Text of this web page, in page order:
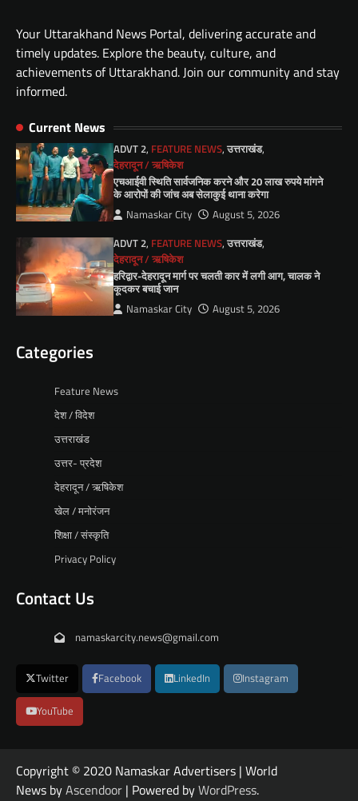
Your Uttarakhand News Portal, delivering accurate and
timely updates. Explore the beauty, culture, and
achievements of Uttarakhand. Join our community and stay
informed.
Current News
ADVT 2, FEATURE NEWS,उत्तराखंड,
देहरादून / ऋषिकेश
एचआईवी स्थिति सार्वजनिक करने और 20 लाख रुपये मांगने
के आरोपों की जांच अब सेलाकुई थाना करेगा
Namaskar City
August 5, 2026
ADVT 2, FEATURE NEWS,उत्तराखंड,
देहरादून / ऋषिकेश
हरिद्वार-देहरादून मार्ग पर चलती कार में लगी आग, चालक ने
कूदकर बचाई जान
Namaskar City August 5, 2026
Categories
Feature News
देश / विदेश
उत्तराखंड
उत्तर- प्रदेश
देहरादून / ऋषिकेश
खेल / मनोरंजन
शिक्षा / संस्कृति
Privacy Policy
Contact Us
namaskarcity.news@gmail.com
Twitter Facebook LinkedIn Instagram
YouTube
Copyright © 2020 Namaskar Advertisers | World
News byAscendoor | Powered byWordPress.